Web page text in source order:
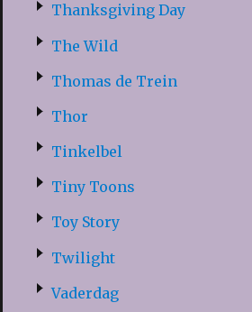
Thanksgiving Day
The Wild
Thomas de Trein
Thor
Tinkelbel
Tiny Toons
Toy Story
Twilight
Vaderdag